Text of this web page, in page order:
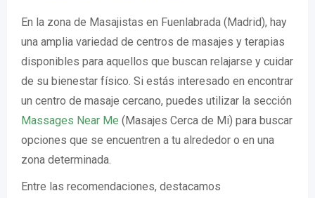
En la zona de Masajistas en Fuenlabrada (Madrid), hay
una amplia variedad de centros de masajes y terapias
disponibles para aquellos que buscan relajarse y cuidar
de su bienestar físico. Si estás interesado en encontrar
un centro de masaje cercano, puedes utilizar la sección
Massages Near Me (Masajes Cerca de Mi) para buscar
opciones que se encuentren a tu alrededor o en una
zona determinada.
Entre las recomendaciones, destacamos